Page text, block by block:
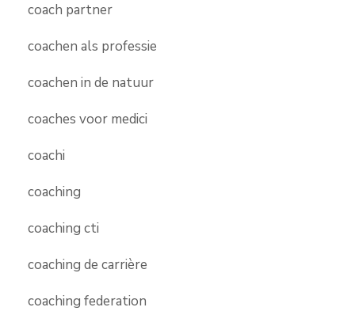
coach partner
coachen als professie
coachen in de natuur
coaches voor medici
coachi
coaching
coaching cti
coaching de carrière
coaching federation